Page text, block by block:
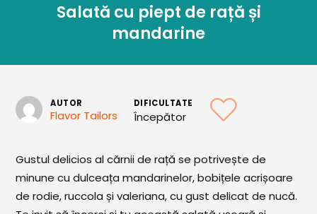
Toate Reţetele
Aperitive Calde
Salată cu piept de rață și
mandarine
AUTOR
Flavor Tailors
DIFICULTATE
Începător
Gustul delicios al cărnii de rață se potrivește de
minune cu dulceața mandarinelor, bobițele acrișoare
de rodie, ruccola și valeriana, cu gust delicat de nucă.